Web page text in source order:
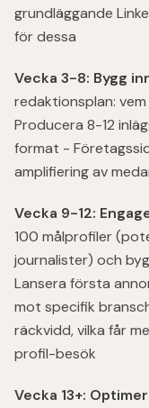
grundläggande
för dessa
Vecka 3-8: Bygg
redaktionsplan:
Producera 8-12
format -
amplifiering av
Vecka 9-12:
100 målprofiler
journalister) och
Lansera första
mot specifik
räckvidd, vilka får
profil-besök
Vecka 13+: